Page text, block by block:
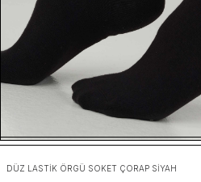
DÜZ LASTIK ÖRGÜ SOKET ÇORAP SIYAH